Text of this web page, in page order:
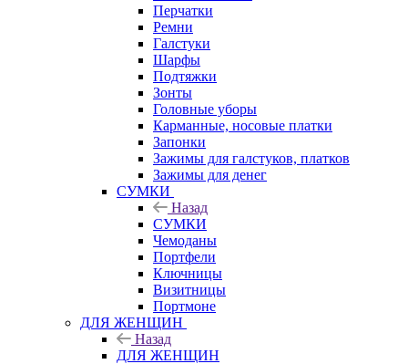
Перчатки
Ремни
Галстуки
Шарфы
Подтяжки
Зонты
Головные уборы
Карманные, носовые платки
Запонки
Зажимы для галстуков, платков
Зажимы для денег
СУМКИ
Назад
СУМКИ
Чемоданы
Портфели
Ключницы
Визитницы
Портмоне
ДЛЯ ЖЕНЩИН
Назад
ДЛЯ ЖЕНЩИН